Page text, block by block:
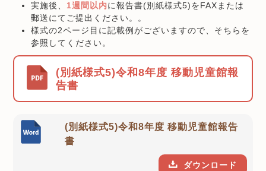
実施後、 1週間以内に報告書(別紙様式5)をFAXまたは
郵送にてご提出ください。。
様式の2ページ目に記載例がございますので、そちらを
参照してください。
(別紙様式5)令和8年度 移動児童館報
告書
(別紙様式5)令和8年度 移動児童館報告
書
ダウンロード